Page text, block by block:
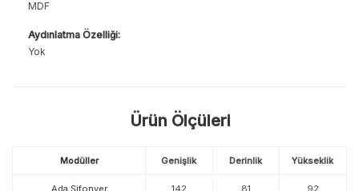
MDF
Aydınlatma Özelliği:
Yok
Ürün Ölçüleri
Modüller Genişlik Derinlik Yükseklik
Ada Şifonyer 142 81 92